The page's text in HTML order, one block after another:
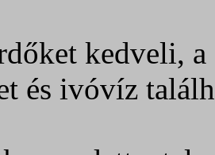
kedveli,
és ivóvíz